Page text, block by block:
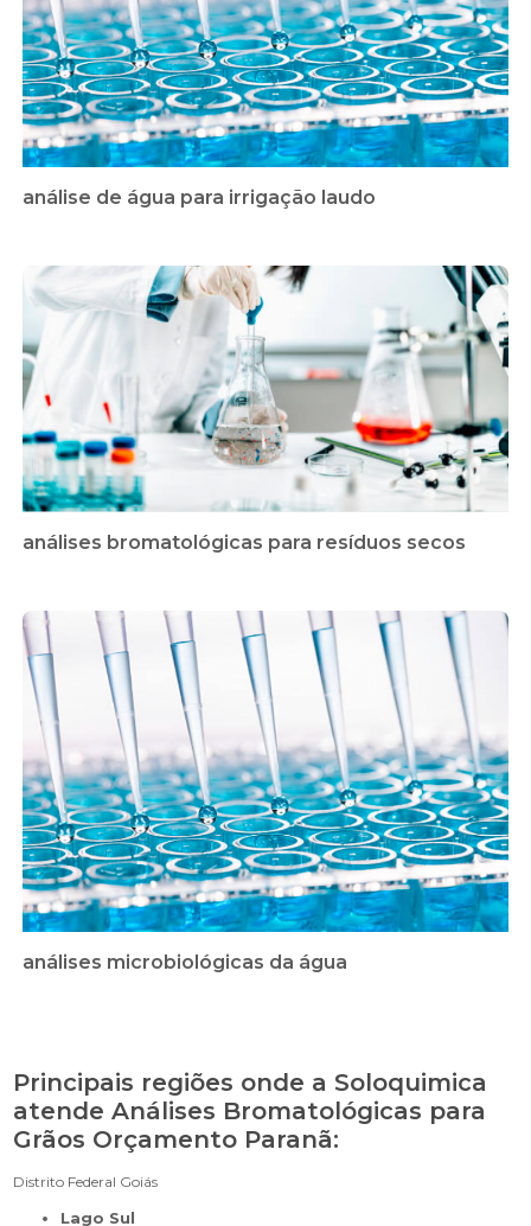
análise de água para irrigação laudo
análises bromatológicas para resíduos secos
análises microbiológicas da água
Principais regiões onde a Soloquimica
atende Análises Bromatológicas para
Grãos Orçamento Paranã:
Distrito Federal Goiás
Lago Sul